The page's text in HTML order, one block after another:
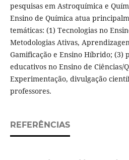
pesquisas em Astroquímica e
Ensino de Química atua
temáticas: (1) Tecnologias no
Metodologias Ativas,
Gamificação e Ensino Híbrido; (3)
educativos no Ensino de Ciências/
Experimentação, divulgação
professores.
REFERÊNCIAS